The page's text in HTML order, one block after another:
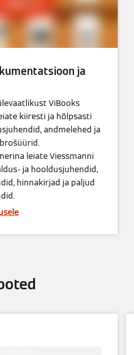
ja
ViBooks
kiiresti ja hõlpsasti
andmelehed ja
leiate Viessmanni
ja hooldusjuhendid,
hinnakirjad ja paljud